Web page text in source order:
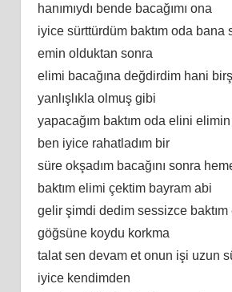
hanımıydı bende bacağımı ona
iyice sürttürdüm baktım oda bana
emin olduktan sonra
elimi bacağına değdirdim hani
yanlışlıkla olmuş gibi
yapacağım baktım oda elini
ben iyice rahatladım bir
süre okşadım bacağını sonra
baktım elimi çektim bayram abi
gelir şimdi dedim sessizce baktım
göğsüne koydu korkma
talat sen devam et onun işi uzun
iyice kendimden